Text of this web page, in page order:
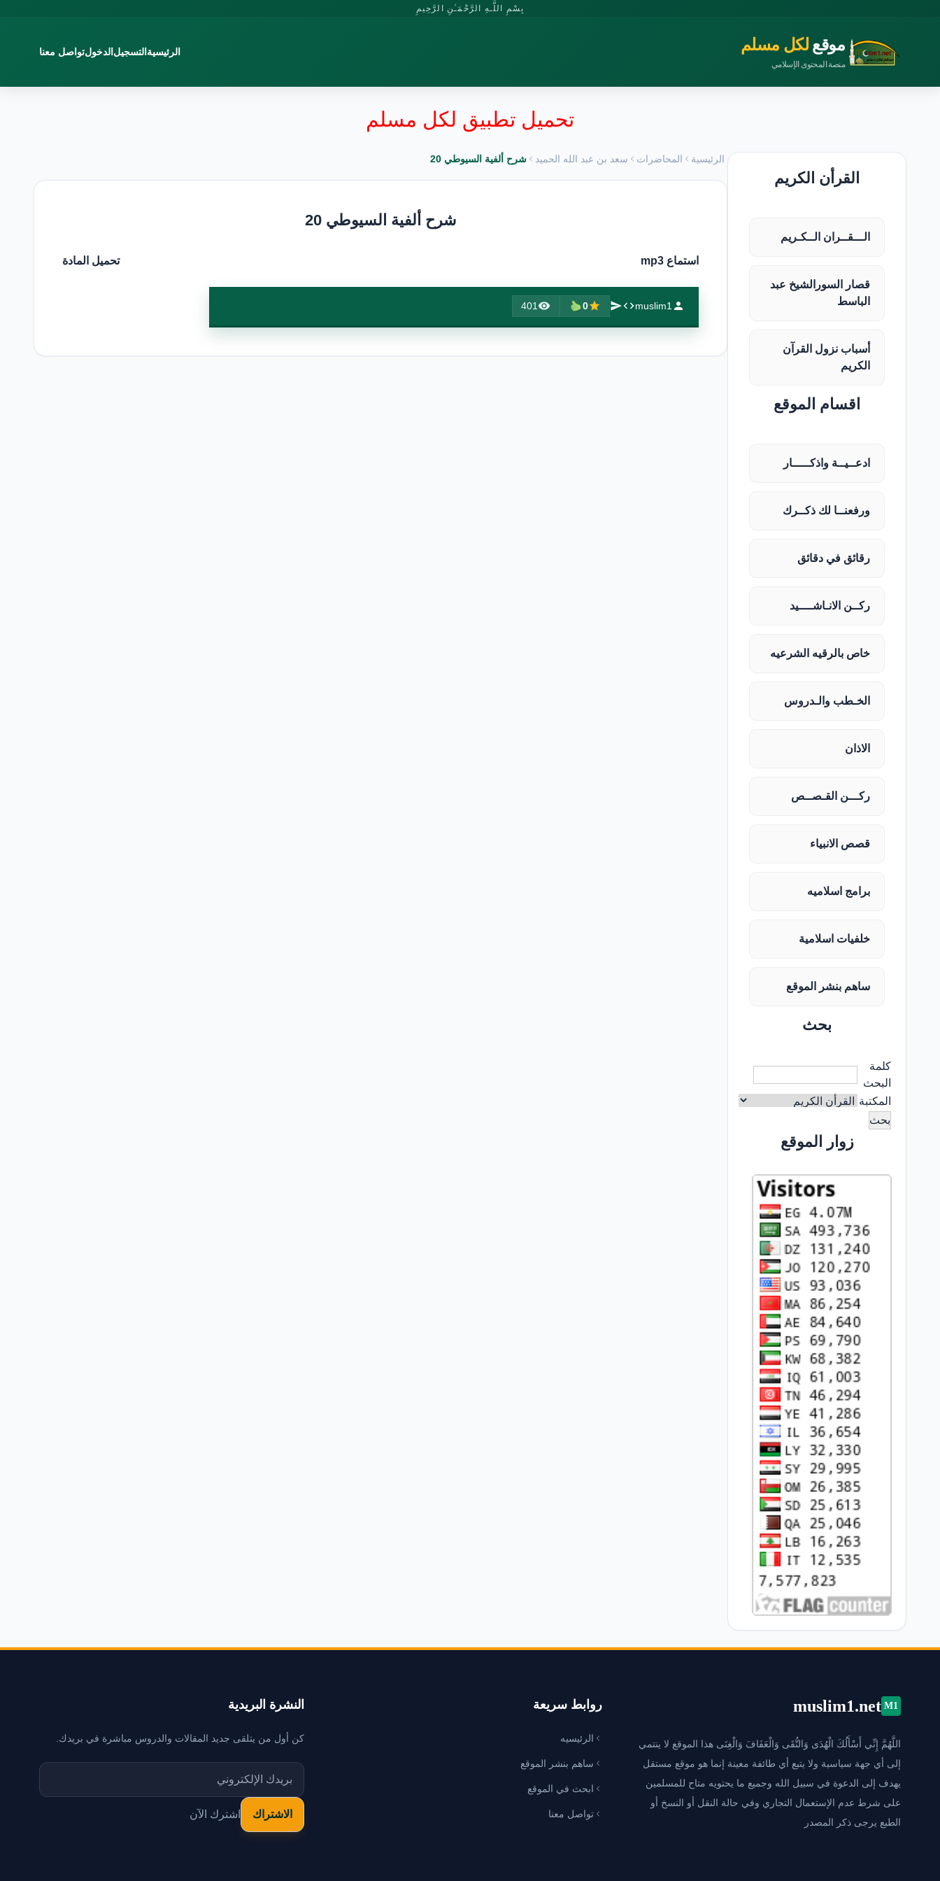
بِسْمِ اللَّـهِ الرَّحْمَـٰنِ الرَّحِيمِ
موقع لكل مسلم
منصة المحتوى الإسلامي
الرئيسية التسجيل الدخولتواصل معنا
تحميل تطبيق لكل مسلم
القرأن الكريم
الـــقــران الــكـريم
قصار السورالشيخ عبد
الباسط
أسباب نزول القرآن
الكريم
اقسام الموقع
ادعــيــة واذكـــــار
ورفعنــا لك ذكــرك
رقائق في دقائق
ركــن الانـاشــــيد
خاص بالرقيه الشرعيه
الخـطب والـدروس
الاذان
ركـــن القـصــص
قصص الانبياء
برامج اسلاميه
خلفيات اسلامية
ساهم بنشر الموقع
بحث
كلمة
البحث
المكتبة
زوار الموقع
الرئيسية المحاضرات سعد بن عبد الله الحميد شرح ألفية السيوطي 20
شرح ألفية السيوطي 20
استماع mp3 تحميل المادة
muslim1
0
401
M1
muslim1.net
اللَّهُمَّ إِنِّي أَسْأَلُكَ الْهُدَى وَالتُّقَى وَالْعَفَافَ وَالْغِنَى هذا الموقع لا ينتمي
إلى أي جهة سياسية ولا يتبع أي طائفة معينة إنما هو موقع مستقل
يهدف إلى الدعوة في سبيل الله وجميع ما يحتويه متاح للمسلمين
على شرط عدم الإستعمال التجاري وفي حالة النقل أو النسخ أو
الطبع يرجى ذكر المصدر
روابط سريعة
الرئيسيه
ساهم بنشر الموقع
ابحث في الموقع
تواصل معنا
النشرة البريدية
كن أول من يتلقى جديد المقالات والدروس مباشرة في بريدك.
اشترك الآن